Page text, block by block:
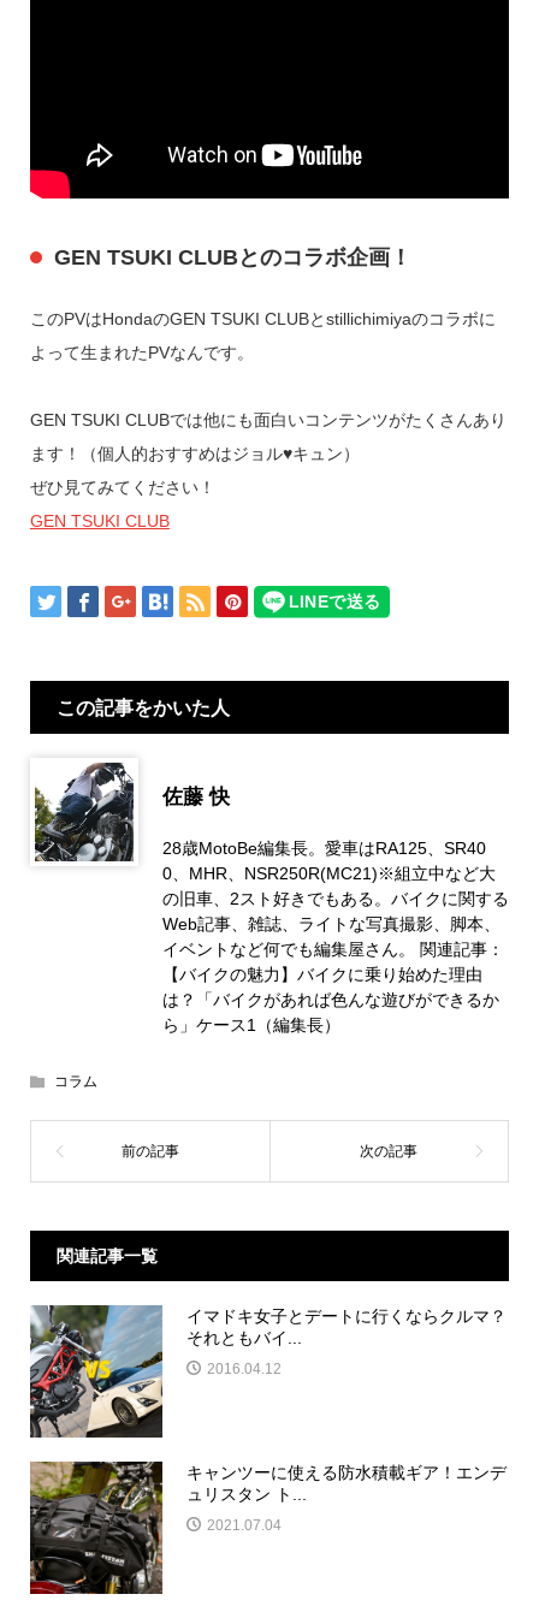
GEN TSUKI CLUBとのコラボ企画！
このPVはHondaのGEN TSUKI CLUBとstillichimiyaのコラボに
よって生まれたPVなんです。
GEN TSUKI CLUBでは他にも面白いコンテンツがたくさんあり
ます！（個人的おすすめはジョル♥キュン）
ぜひ見てみてください！
GEN TSUKI CLUB
この記事をかいた人
佐藤 快
28歳MotoBe編集長。愛車はRA125、SR40
0、MHR、NSR250R(MC21)※組立中など大
の旧車、2スト好きでもある。バイクに関する
Web記事、雑誌、ライトな写真撮影、脚本、
イベントなど何でも編集屋さん。 関連記事：
【バイクの魅力】バイクに乗り始めた理由
は？「バイクがあれば色んな遊びができるか
ら」ケース1（編集長）
コラム
関連記事一覧
イマドキ女子とデートに行くならクルマ？
それともバイ...
2016.04.12
キャンツーに使える防水積載ギア！エンデ
ュリスタン ト...
2021.07.04